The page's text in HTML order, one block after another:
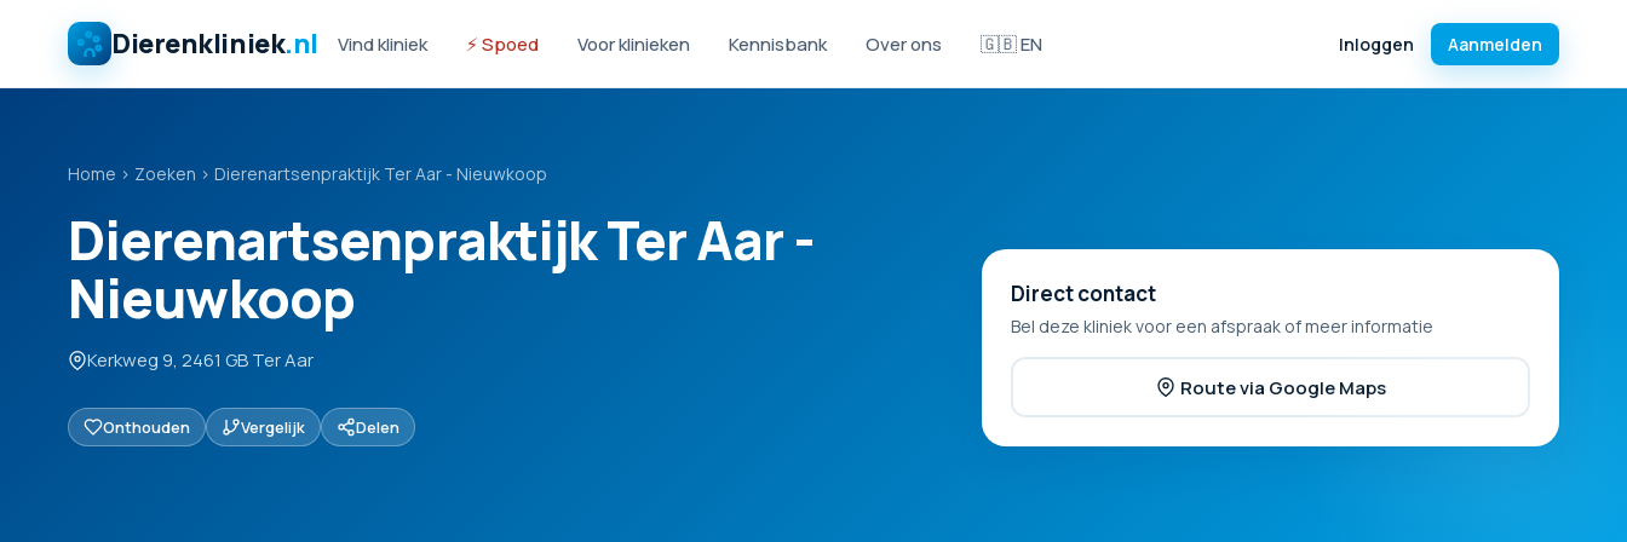
Dierenkliniek.nl Vind kliniek ⚡ Spoed Voor klinieken Kennisbank Over ons 🇬🇧 EN Inloggen Aanmelden
Home › Zoeken › Dierenartsenpraktijk Ter Aar - Nieuwkoop
Dierenartsenpraktijk Ter Aar -
Nieuwkoop
Kerkweg 9, 2461 GB Ter Aar
Onthouden Vergelijk Delen
Direct contact
Bel deze kliniek voor een afspraak of meer informatie
Route via Google Maps